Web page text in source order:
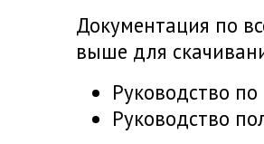
Документация по
выше для
Руководство
Руководство